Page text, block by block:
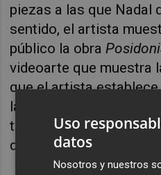
piezas a las que Nadal
sentido, el artista
público la obra
videoarte que muestra
que el artista
las olas y el mar, una
tras la visita del autor a
durante el verano de
Uso
datos
Nosotros y nuestros